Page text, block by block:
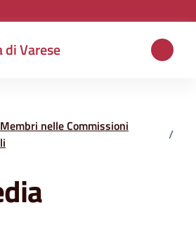
Varese
nelle Commissioni
/